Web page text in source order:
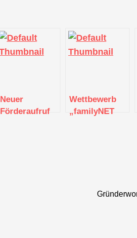
Neuer
Förderaufruf
Wettbewerb
„familyNET